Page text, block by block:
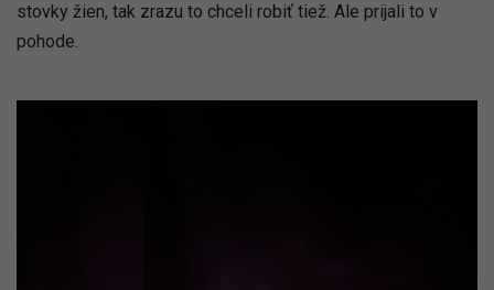
stovky žien, tak zrazu to chceli robiť tiež. Ale prijali to v
pohode.